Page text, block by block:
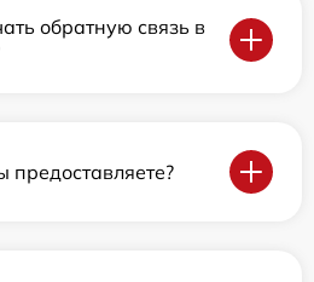
обратную связь в